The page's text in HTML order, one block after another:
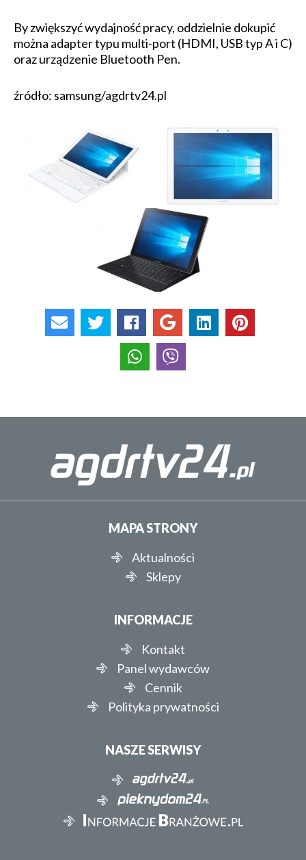
By zwiększyć wydajność pracy, oddzielnie dokupić
można adapter typu multi-port (HDMI, USB typ A i C)
oraz urządzenie Bluetooth Pen.
źródło: samsung/agdrtv24.pl
MAPA STRONY
Aktualności
Sklepy
INFORMACJE
Kontakt
Panel wydawców
Cennik
Polityka prywatności
NASZE SERWISY